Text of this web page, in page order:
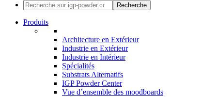
Recherche
Produits
Architecture en Extérieur
Industrie en Extérieur
Industrie en Intérieur
Spécialités
Substrats Alternatifs
IGP Powder Center
Vue d’ensemble des moodboards